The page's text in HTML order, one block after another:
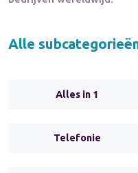
Alle
Alles in 1
Telefonie